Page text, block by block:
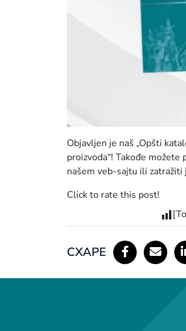
Objavljen je naš „Opšti
proizvoda“! Takođe
našem veb-sajtu ili zatražiti
Click to rate this post!
СХАРЕ